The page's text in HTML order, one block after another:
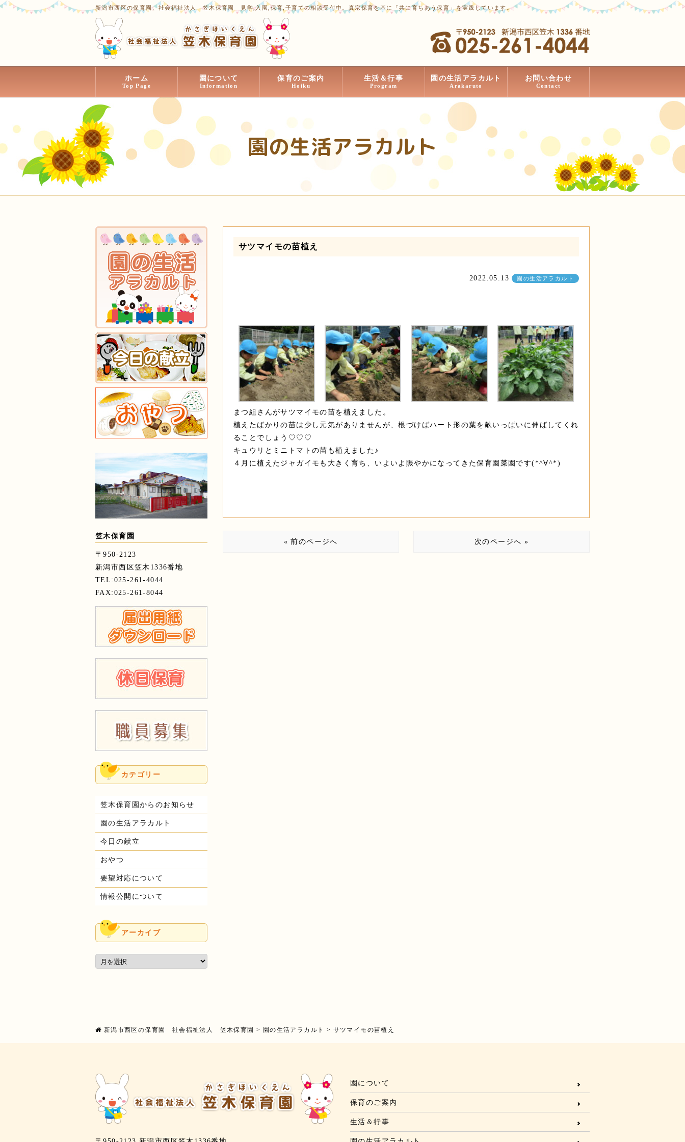
新潟市西区の保育園、社会福祉法人 笠木保育園 見学,入園,保育,子育ての相談受付中。真宗保育を基に「共に育ちあう保育」を実践しています。
ホーム
Top Page
園について
Information
保育のご案内
Hoiku
生活＆行事
Program
園の生活アラカルト
Arakaruto
お問い合わせ
Contact
園の生活アラカルト
サツマイモの苗植え
2022.05.13 園の生活アラカルト
まつ組さんがサツマイモの苗を植えました。
植えたばかりの苗は少し元気がありませんが、根づけばハート形の葉を畝いっぱいに伸ばしてくれ
ることでしょう♡♡♡
キュウリとミニトマトの苗も植えました♪
４月に植えたジャガイモも大きく育ち、いよいよ賑やかになってきた保育園菜園です(*^∀^*)
« 前のページへ 次のページへ »
笠木保育園
〒950-2123
新潟市西区笠木1336番地
TEL:025-261-4044
FAX:025-261-8044
カテゴリー
笠木保育園からのお知らせ
園の生活アラカルト
今日の献立
おやつ
要望対応について
情報公開について
アーカイブ
新潟市西区の保育園 社会福祉法人 笠木保育園 > 園の生活アラカルト > サツマイモの苗植え
園について
保育のご案内
生活＆行事